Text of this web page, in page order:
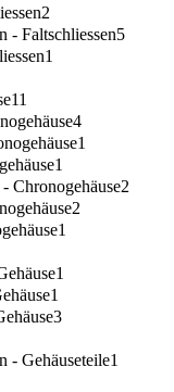
2
- Faltschliessen5
1
11
4
1
1
Chronogehäuse2
2
1
1
1
3
- Gehäuseteile1